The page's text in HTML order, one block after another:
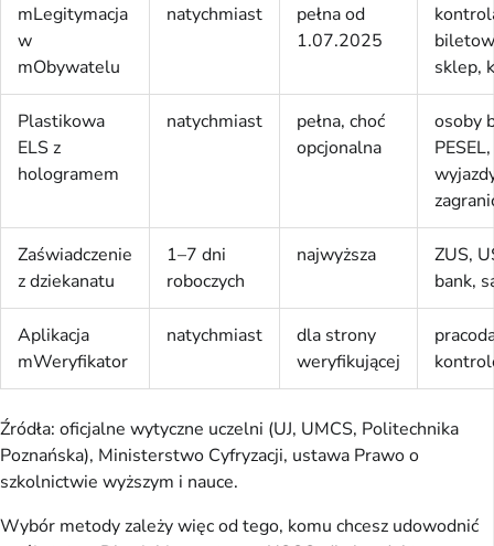
mLegitymacja
w
mObywatelu
natychmiast
pełna od
1.07.2025
sklep,
Plastikowa
ELS z
hologramem
natychmiast
pełna, choć
opcjonalna
osoby
PESEL,
Zaświadczenie
z dziekanatu
1–7 dni
roboczych
najwyższa
ZUS,
bank,
Aplikacja
mWeryfikator
natychmiast
dla strony
weryfikującej
Źródła: oficjalne wytyczne uczelni (UJ, UMCS, Politechnika
Poznańska), Ministerstwo Cyfryzacji, ustawa Prawo o
szkolnictwie wyższym i nauce.
Wybór metody zależy więc od tego, komu chcesz udowodnić